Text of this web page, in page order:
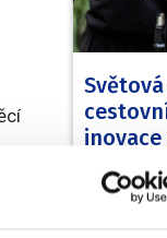
v
Světová
ruchu